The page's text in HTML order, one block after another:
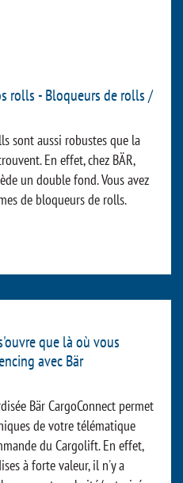
rolls - Bloqueurs de rolls /
sont aussi robustes que la
En effet, chez BÄR,
un double fond. Vous avez
de bloqueurs de rolls.
que là où vous
avec Bär
Bär CargoConnect permet
de votre télématique
du Cargolift. En effet,
à forte valeur, il n'y a